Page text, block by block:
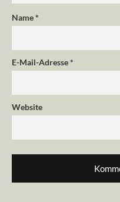
Name*
E-Mail-Adresse*
Website